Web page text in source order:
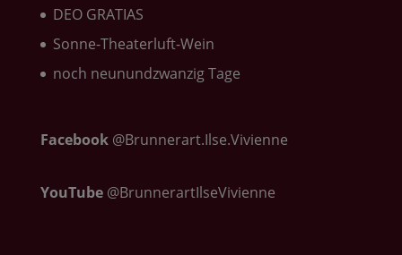
DEO GRATIAS
Sonne-Theaterluft-Wein
noch neunundzwanzig Tage
Facebook@Brunnerart.Ilse.Vivienne
YouTube @BrunnerartIlseVivienne